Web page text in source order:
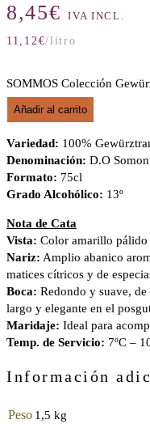
8,45€ IVA INCL.
11,12€/litro
SOMMOS Colección
Añadir al carrito
Variedad: 100%
Denominación: D.O
Formato: 75cl
Grado Alcohólico: 13º
Nota de Cata
Vista: Color amarillo pálido
Nariz: Amplio abanico
matices cítricos y de
Boca: Redondo y suave,
largo y elegante en el
Maridaje: Ideal para
Temp. de Servicio: 7ºC –
Información
Peso 1,5 kg